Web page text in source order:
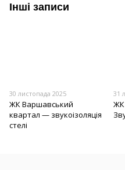
Інші записи
30 листопада 2025
ЖК Варшавський
квартал — звукоізоляція
стелі
31
ЖК